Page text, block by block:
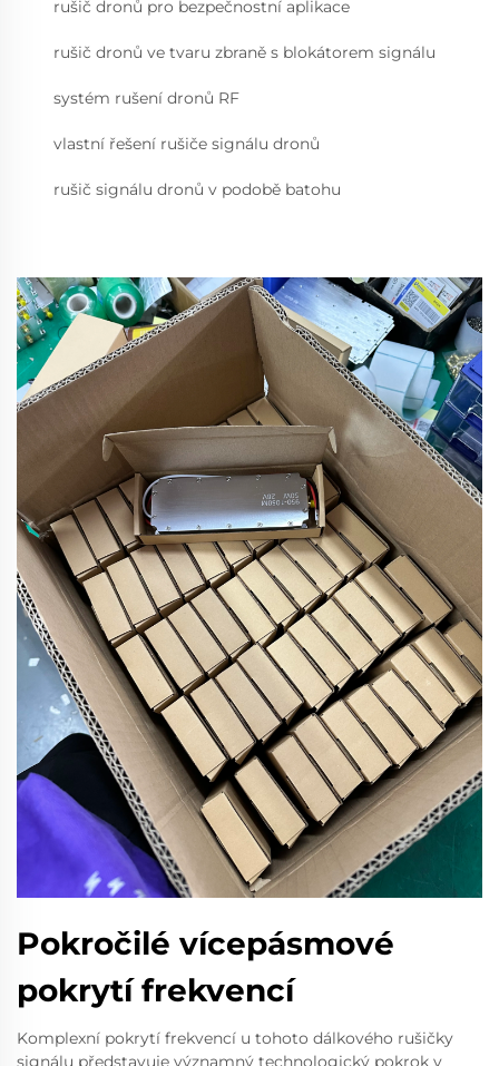
rušič dronů pro bezpečnostní aplikace
rušič dronů ve tvaru zbraně s blokátorem signálu
systém rušení dronů RF
vlastní řešení rušiče signálu dronů
rušič signálu dronů v podobě batohu
Pokročilé vícepásmové
pokrytí frekvencí
Komplexní pokrytí frekvencí u tohoto dálkového rušičky
signálu představuje významný technologický pokrok v